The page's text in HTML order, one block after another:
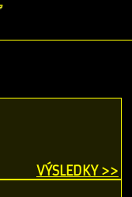
VÝSLEDKY >>